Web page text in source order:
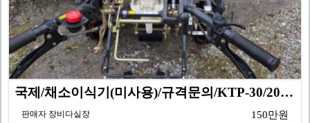
국제/채소이식기(미사용)/규격문의/KTP-30/2016…
판매자 장비다실장 150만원